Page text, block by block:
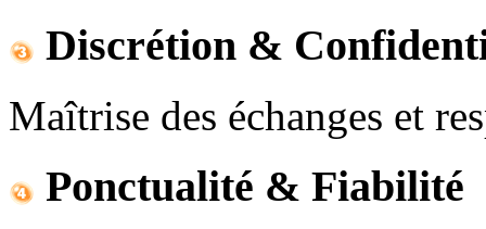
Discrétion &
Maîtrise des échanges et
Ponctualité & Fiabilité